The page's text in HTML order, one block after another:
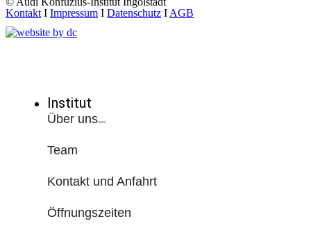
Kontakt I Impressum I Datenschutz I AGB
Institut
Über uns
Team
Kontakt und Anfahrt
Öffnungszeiten